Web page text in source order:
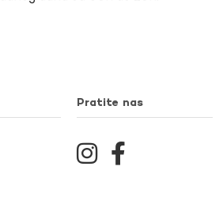
Pratite nas